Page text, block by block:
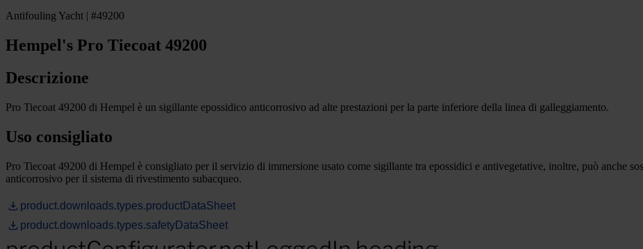
Antifouling Yacht | #49200
Hempel's Pro Tiecoat 49200
Descrizione
Pro Tiecoat 49200 di Hempel è un sigillante epossidico anticorrosivo ad alte prestazioni per la parte inferiore della linea di galleggiamento.
Uso consigliato
Pro Tiecoat 49200 di Hempel è consigliato per il servizio di immersione usato come sigillante tra epossidici e antivegetative, inoltre, può anche
anticorrosivo per il sistema di rivestimento subacqueo.
product.downloads.types.productDataSheet
product.downloads.types.safetyDataSheet